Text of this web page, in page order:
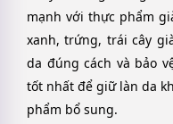
mạnh với thực phẩm
xanh, trứng, trái cây
da đúng cách và bảo
tốt nhất để giữ làn da
phẩm bổ sung.